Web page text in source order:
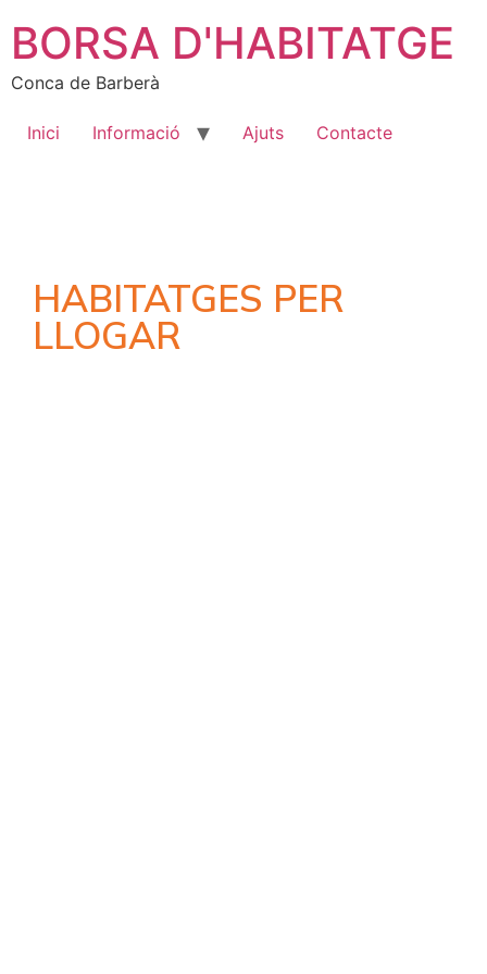
BORSA D'HABITATGE
Conca de Barberà
Inici Informació Ajuts Contacte
HABITATGES PER
LLOGAR